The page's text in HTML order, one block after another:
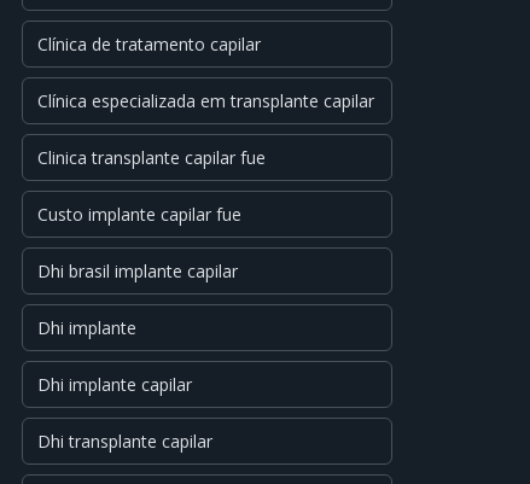
Clínica de tratamento capilar
Clínica especializada em transplante capilar
Clinica transplante capilar fue
Custo implante capilar fue
Dhi brasil implante capilar
Dhi implante
Dhi implante capilar
Dhi transplante capilar